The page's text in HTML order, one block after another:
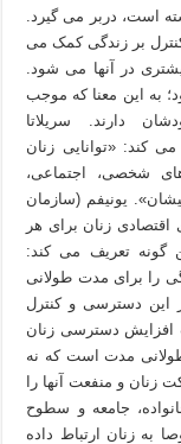
است، دربر می گیرد.
کنترل بر زندگی کمک می
در آنها می شود.
به این معنا که موجب
دارند. سریلاتا
کند: «توانایی زنان
شخصی، اجتماعی،
یونیفم (سازمان
زنان برای هر
تعریف می کند:
را برای مدت طولانی
این دسترسی و کنترل
افزایش دسترسی زنان
طولانی مدت است که نه
زنان و منفعت آنها را
جامعه و سطوح
به زنان ارتباط داده